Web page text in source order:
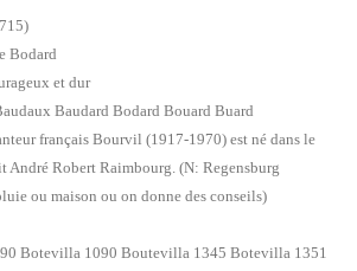
Bodard
et dur
Baudard Bodard Bouard Buard
français Bourvil (1917-1970) est né dans le
André Robert Raimbourg. (N: Regensburg
ou maison ou on donne des conseils)
Botevilla 1090 Boutevilla 1345 Botevilla 1351